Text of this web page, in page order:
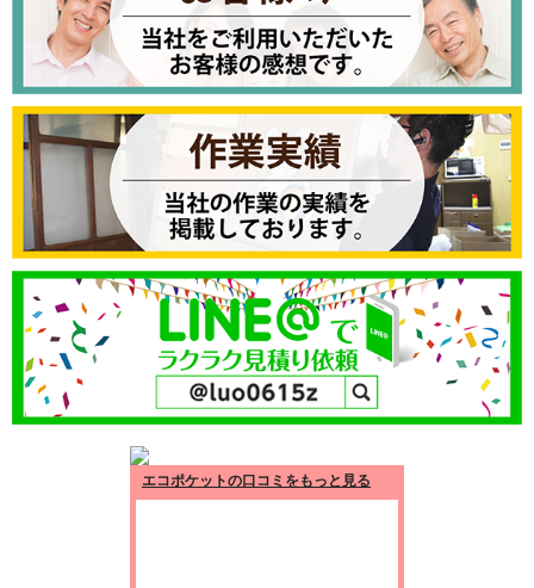
エコポケットの口コミをもっと見る